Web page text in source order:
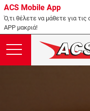
ACS Mobile App
Ό,τι θέλετε να μάθετε για τις
APP μακριά!